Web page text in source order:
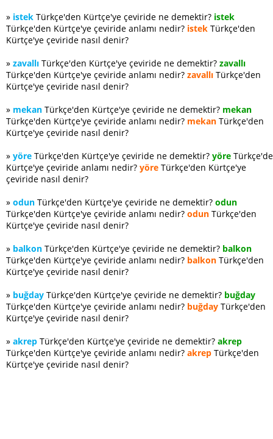
» istek Türkçe'den Kürtçe'ye çeviride ne demektir? istek
Türkçe'den Kürtçe'ye çeviride anlamı nedir? istek Türkçe'den
Kürtçe'ye çeviride nasıl denir?
» zavallı Türkçe'den Kürtçe'ye çeviride ne demektir? zavallı
Türkçe'den Kürtçe'ye çeviride anlamı nedir? zavallı Türkçe'den
Kürtçe'ye çeviride nasıl denir?
» mekan Türkçe'den Kürtçe'ye çeviride ne demektir? mekan
Türkçe'den Kürtçe'ye çeviride anlamı nedir? mekan Türkçe'den
Kürtçe'ye çeviride nasıl denir?
» yöre Türkçe'den Kürtçe'ye çeviride ne demektir? yöre
Kürtçe'ye çeviride anlamı nedir? yöre Türkçe'den Kürtçe'ye
çeviride nasıl denir?
» odun Türkçe'den Kürtçe'ye çeviride ne demektir? odun
Türkçe'den Kürtçe'ye çeviride anlamı nedir? odun Türkçe'den
Kürtçe'ye çeviride nasıl denir?
» balkon Türkçe'den Kürtçe'ye çeviride ne demektir? balkon
Türkçe'den Kürtçe'ye çeviride anlamı nedir? balkon Türkçe'den
Kürtçe'ye çeviride nasıl denir?
» buğday Türkçe'den Kürtçe'ye çeviride ne demektir? buğday
Türkçe'den Kürtçe'ye çeviride anlamı nedir? buğday Türkçe'den
Kürtçe'ye çeviride nasıl denir?
» akrep Türkçe'den Kürtçe'ye çeviride ne demektir? akrep
Türkçe'den Kürtçe'ye çeviride anlamı nedir? akrep Türkçe'den
Kürtçe'ye çeviride nasıl denir?